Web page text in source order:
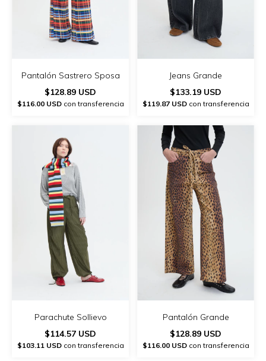
Pantalón Sastrero Sposa
$128.89 USD
$116.00 USDcon transferencia
Jeans Grande
$133.19 USD
$119.87 USDcon transferencia
Parachute Sollievo
$114.57 USD
$103.11 USDcon transferencia
Pantalón Grande
$128.89 USD
$116.00 USDcon transferencia